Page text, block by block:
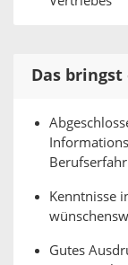
Das
Kenntnisse
Gutes